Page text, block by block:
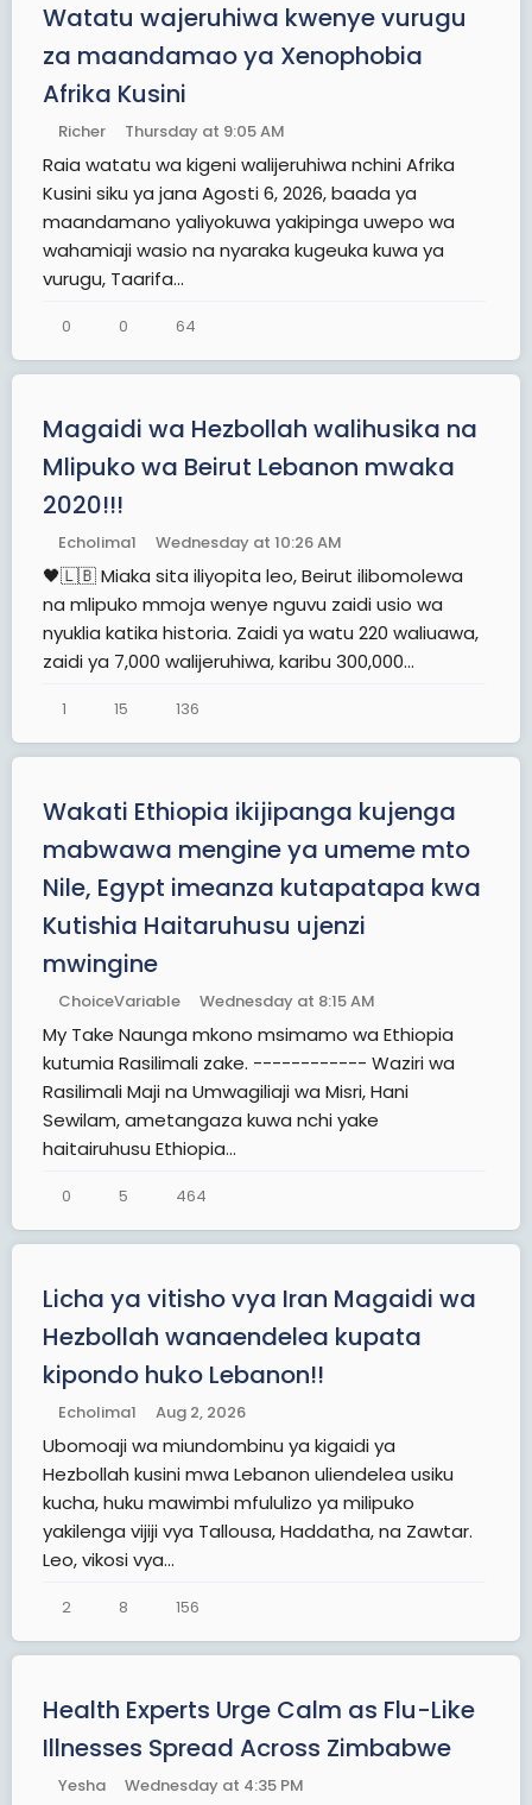
Watatu wajeruhiwa kwenye vurugu
za maandamao ya Xenophobia
Afrika Kusini
Richer Thursday at 9:05 AM
Raia watatu wa kigeni walijeruhiwa nchini Afrika
Kusini siku ya jana Agosti 6, 2026, baada ya
maandamano yaliyokuwa yakipinga uwepo wa
wahamiaji wasio na nyaraka kugeuka kuwa ya
vurugu, Taarifa...
0 0 64
Magaidi wa Hezbollah walihusika na
Mlipuko wa Beirut Lebanon mwaka
2020!!!
Echolima1 Wednesday at 10:26 AM
🖤🇱🇧 Miaka sita iliyopita leo, Beirut ilibomolewa
na mlipuko mmoja wenye nguvu zaidi usio wa
nyuklia katika historia. Zaidi ya watu 220 waliuawa,
zaidi ya 7,000 walijeruhiwa, karibu 300,000...
1 15 136
Wakati Ethiopia ikijipanga kujenga
mabwawa mengine ya umeme mto
Nile, Egypt imeanza kutapatapa kwa
Kutishia Haitaruhusu ujenzi
mwingine
ChoiceVariable Wednesday at 8:15 AM
My Take Naunga mkono msimamo wa Ethiopia
kutumia Rasilimali zake. ------------ Waziri wa
Rasilimali Maji na Umwagiliaji wa Misri, Hani
Sewilam, ametangaza kuwa nchi yake
haitairuhusu Ethiopia...
0 5 464
Licha ya vitisho vya Iran Magaidi wa
Hezbollah wanaendelea kupata
kipondo huko Lebanon!!
Echolima1 Aug 2, 2026
Ubomoaji wa miundombinu ya kigaidi ya
Hezbollah kusini mwa Lebanon uliendelea usiku
kucha, huku mawimbi mfululizo ya milipuko
yakilenga vijiji vya Tallousa, Haddatha, na Zawtar.
Leo, vikosi vya...
2 8 156
Health Experts Urge Calm as Flu-Like
Illnesses Spread Across Zimbabwe
Yesha Wednesday at 4:35 PM